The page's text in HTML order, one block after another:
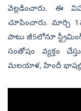
వెల్లడించారు. ఈ
చూపించారు. మార్చి
పాటు జీ5లోనూ
సంతోషం వ్యక్తం
మలయాళ, హిందీ భాషల్లో